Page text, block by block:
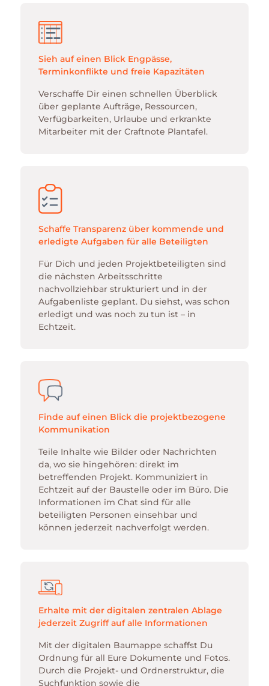
Sieh auf einen Blick Engpässe,
Terminkonflikte und freie Kapazitäten
Verschaffe Dir einen schnellen Überblick
über geplante Aufträge, Ressourcen,
Verfügbarkeiten, Urlaube und erkrankte
Mitarbeiter mit der Craftnote Plantafel.
Schaffe Transparenz über kommende und
erledigte Aufgaben für alle Beteiligten
Für Dich und jeden Projektbeteiligten sind
die nächsten Arbeitsschritte
nachvollziehbar strukturiert und in der
Aufgabenliste geplant. Du siehst, was schon
erledigt und was noch zu tun ist – in
Echtzeit.
Finde auf einen Blick die projektbezogene
Kommunikation
Teile Inhalte wie Bilder oder Nachrichten
da, wo sie hingehören: direkt im
betreffenden Projekt. Kommuniziert in
Echtzeit auf der Baustelle oder im Büro. Die
Informationen im Chat sind für alle
beteiligten Personen einsehbar und
können jederzeit nachverfolgt werden.
Erhalte mit der digitalen zentralen Ablage
jederzeit Zugriff auf alle Informationen
Mit der digitalen Baumappe schaffst Du
Ordnung für all Eure Dokumente und Fotos.
Durch die Projekt- und Ordnerstruktur, die
Suchfunktion sowie die